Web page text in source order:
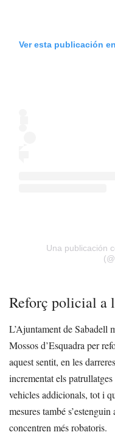
Ver esta publicación
Una publicación
Reforç policial a
L’Ajuntament de Sabadell
Mossos d’Esquadra per
aquest sentit, en les
incrementat els
vehicles addicionals, tot i
mesures també
concentren més robatoris.